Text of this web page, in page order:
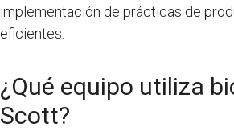
implementación de prácticas de
eficientes.
¿Qué equipo utiliza
Scott?